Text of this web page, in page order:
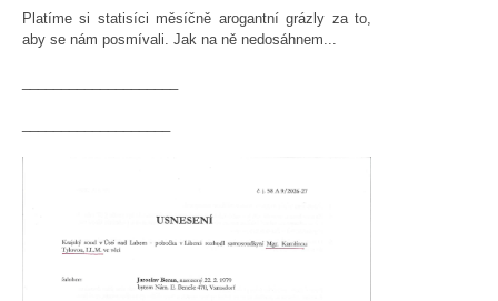
Platíme si statisíci měsíčně arogantní grázly za to,
aby se nám posmívali. Jak na ně nedosáhnem...